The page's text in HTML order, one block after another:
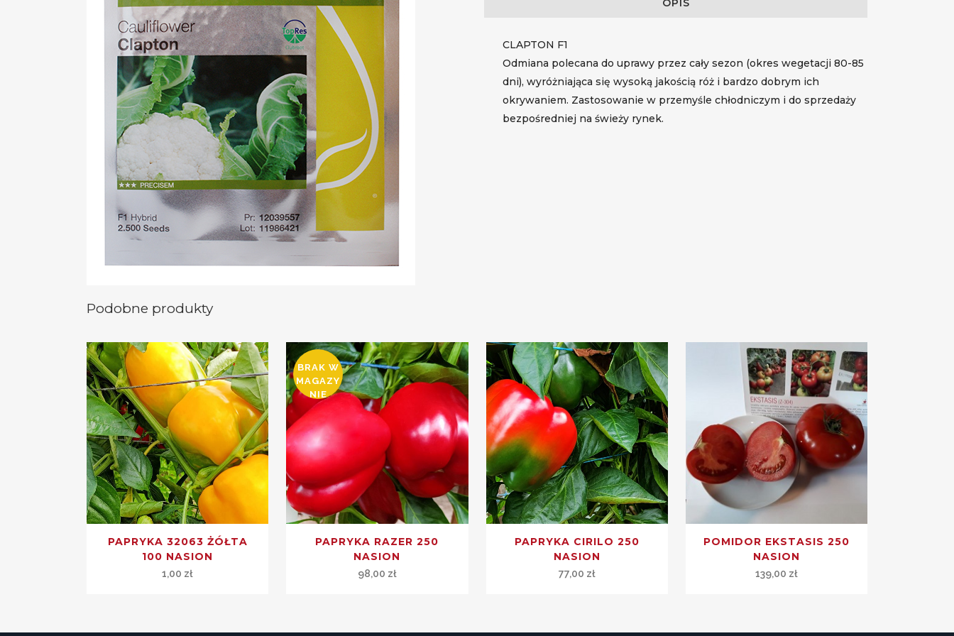
OPIS
CLAPTON F1
Odmiana polecana do uprawy przez cały sezon (okres wegetacji 80-85
dni), wyróżniająca się wysoką jakością róż i bardzo dobrym ich
okrywaniem. Zastosowanie w przemyśle chłodniczym i do sprzedaży
bezpośredniej na świeży rynek.
Podobne produkty
PAPRYKA 32063 ŻÓŁTA
100 NASION
1,00 zł
BRAK W
MAGAZY
NIE
PAPRYKA RAZER 250
NASION
98,00 zł
PAPRYKA CIRILO 250
NASION
77,00 zł
POMIDOR EKSTASIS 250
NASION
139,00 zł